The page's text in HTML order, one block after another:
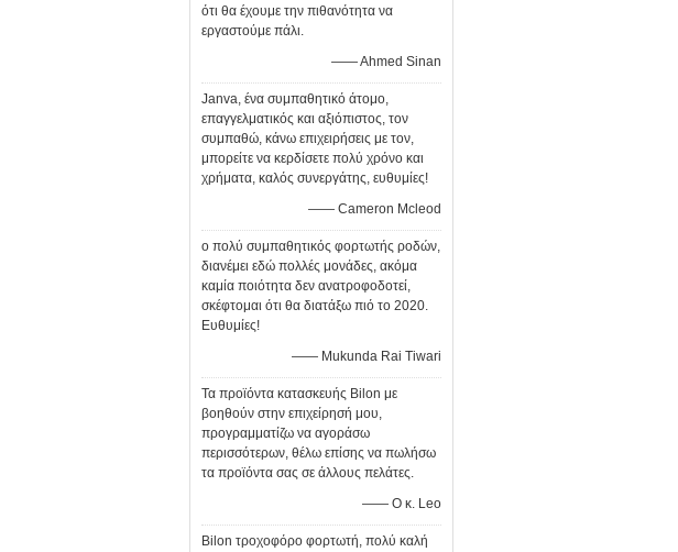
ότι θα έχουμε την πιθανότητα να
εργαστούμε πάλι.
—— Ahmed Sinan
Janva, ένα συμπαθητικό άτομο,
επαγγελματικός και αξιόπιστος, τον
συμπαθώ, κάνω επιχειρήσεις με τον,
μπορείτε να κερδίσετε πολύ χρόνο και
χρήματα, καλός συνεργάτης, ευθυμίες!
—— Cameron Mcleod
ο πολύ συμπαθητικός φορτωτής ροδών,
διανέμει εδώ πολλές μονάδες, ακόμα
καμία ποιότητα δεν ανατροφοδοτεί,
σκέφτομαι ότι θα διατάξω πιό το 2020.
Ευθυμίες!
—— Mukunda Rai Tiwari
Τα προϊόντα κατασκευής Bilon με
βοηθούν στην επιχείρησή μου,
προγραμματίζω να αγοράσω
περισσότερων, θέλω επίσης να πωλήσω
τα προϊόντα σας σε άλλους πελάτες.
—— Ο κ. Leo
Bilon τροχοφόρο φορτωτή, πολύ καλή